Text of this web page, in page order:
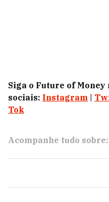
Siga o Future of Money
sociais: Instagram
Tok
Acompanhe tudo sobre: